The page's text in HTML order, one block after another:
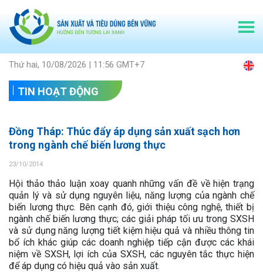
Thứ hai, 10/08/2026 | 11:56 GMT+7
TIN HOẠT ĐỘNG
Đồng Tháp: Thúc đẩy áp dụng sản xuất sạch hơn
trong ngành chế biến lương thực
23/10/2014
Hội thảo thảo luận xoay quanh những vấn đề về hiện trạng
quản lý và sử dụng nguyên liệu, năng lượng của ngành chế
biến lương thực. Bên cạnh đó, giới thiệu công nghệ, thiết bị
ngành chế biến lương thực; các giải pháp tối ưu trong SXSH
và sử dụng năng lượng tiết kiệm hiệu quả và nhiều thông tin
bổ ích khác giúp các doanh nghiệp tiếp cận được các khái
niệm về SXSH, lợi ích của SXSH, các nguyên tắc thực hiện
để áp dụng có hiệu quả vào sản xuất.